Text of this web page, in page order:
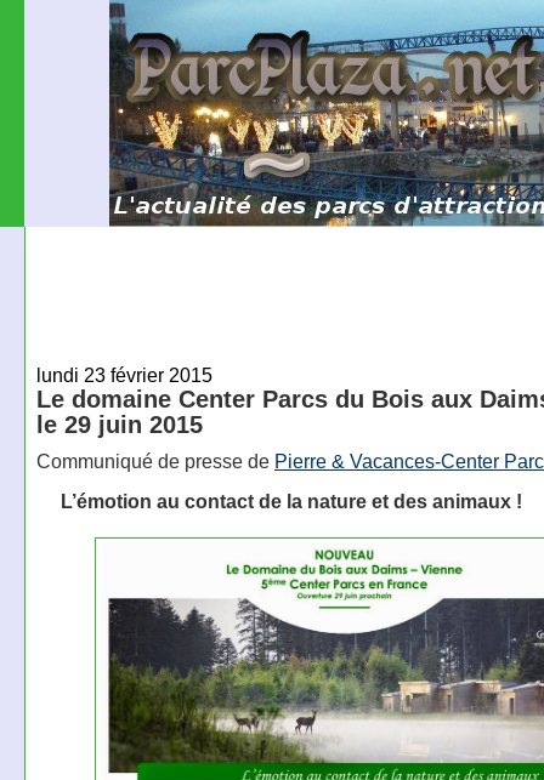
lundi 23 février 2015
Le domaine Center Parcs du Bois aux
le 29 juin 2015
Communiqué de presse de Pierre & Vacances-Center
L’émotion au contact de la nature et des animaux !